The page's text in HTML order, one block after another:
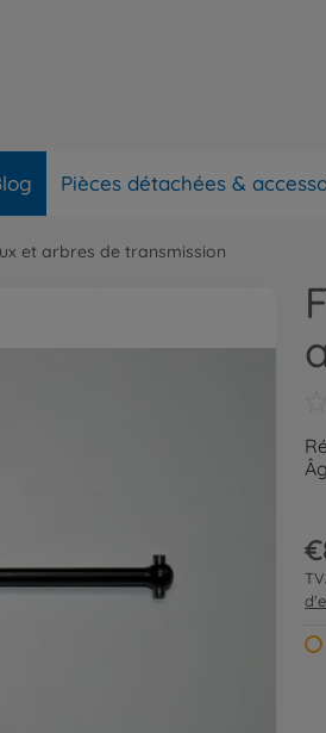
Pièces détachées &
et arbres de transmission